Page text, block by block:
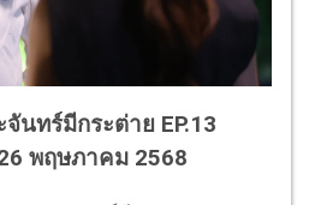
จันทร์มีกระต่าย EP.13
พฤษภาคม 2568